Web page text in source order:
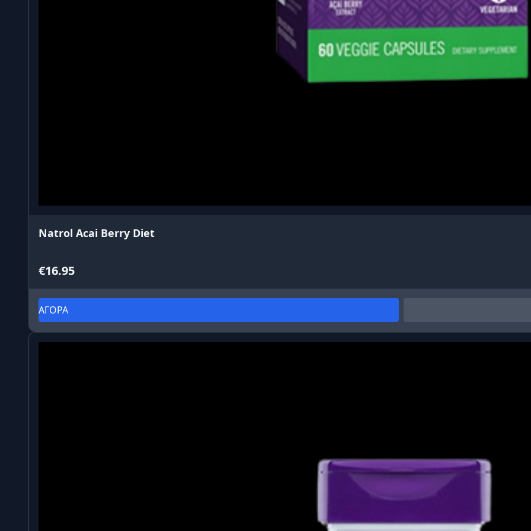
Natrol Acai Berry Diet
€16.95
ΑΓΟΡΑ